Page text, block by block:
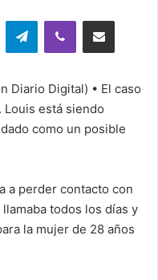
TelegramViber Compartir por correo
Diario Digital) • El caso
Louis está siendo
como un posible
a perder contacto con
todos los días y
la mujer de 28 años